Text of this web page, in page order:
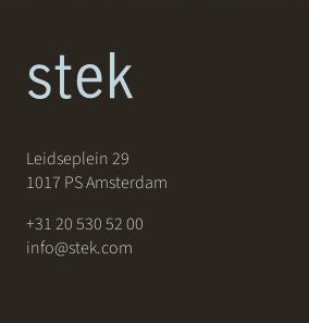
Leidseplein 29
1017 PS Amsterdam
+31 20 530 52 00
info@stek.com